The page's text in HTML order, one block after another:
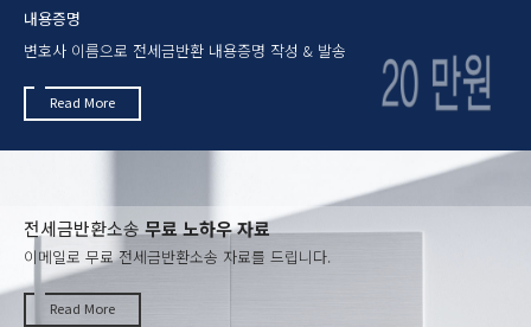
내용증명
변호사 이름으로 전세금반환 내용증명 작성 & 발송
Read More
전세금반환소송 무료 노하우 자료
이메일로 무료 전세금반환소송 자료를 드립니다.
Read More